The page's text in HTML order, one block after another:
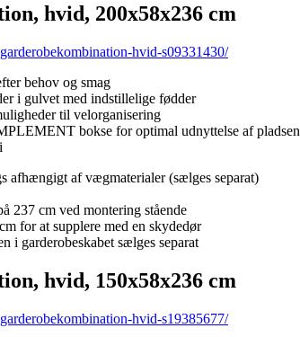
hvid, 200x58x236 cm
hvid-s09331430/
behov og smag
i gulvet med indstillelige fødder
til velorganisering
bokse for optimal udnyttelse af pladsen
afhængigt af vægmaterialer (sælges separat)
237 cm ved montering stående
for at supplere med en skydedør
i garderobeskabet sælges separat
hvid, 150x58x236 cm
hvid-s19385677/